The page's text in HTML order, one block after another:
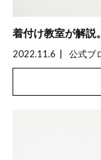
着付け教室が解説
2022.11.6
公式ブ